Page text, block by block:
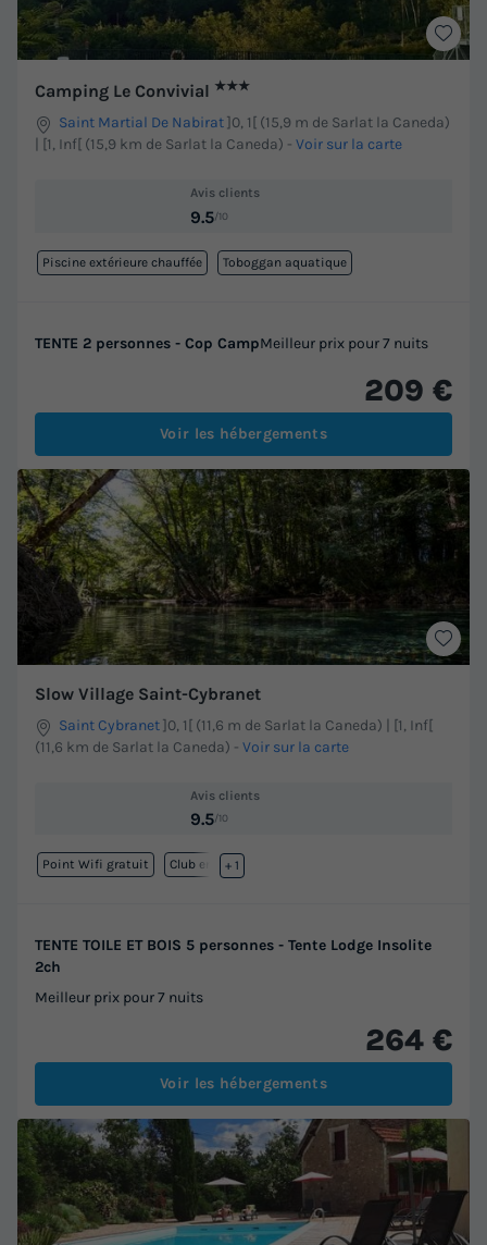
Camping Le Convivial ★★★
Saint Martial De Nabirat]0, 1[ (15,9 m de Sarlat la Caneda)
| [1, Inf[ (15,9 km de Sarlat la Caneda) - Voir sur la carte
Avis clients
9.5/10
Piscine extérieure chauffée Toboggan aquatique
TENTE 2 personnes - Cop CampMeilleur prix pour 7 nuits
209 €
Voir les hébergements
Slow Village Saint-Cybranet
Saint Cybranet]0, 1[ (11,6 m de Sarlat la Caneda) | [1, Inf[
(11,6 km de Sarlat la Caneda) - Voir sur la carte
Avis clients
9.5/10
Point Wifi gratuit Club enfant
+ 1
TENTE TOILE ET BOIS 5 personnes - Tente Lodge Insolite
2ch
Meilleur prix pour 7 nuits
264 €
Voir les hébergements